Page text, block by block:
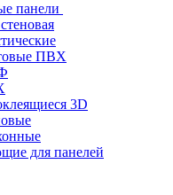
панели
ПВХ
3D
для панелей